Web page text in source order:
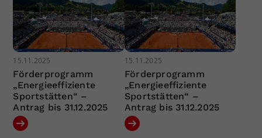
15.11.2025
Förderprogramm
„Energieeffiziente
Sportstätten“ –
Antrag bis 31.12.2025
15.11.2025
Förderprogramm
„Energieeffiziente
Sportstätten“ –
Antrag bis 31.12.2025